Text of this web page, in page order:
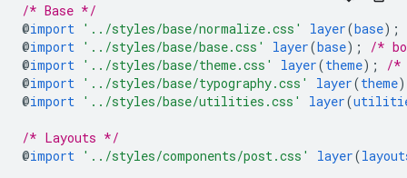
/* Base */
@import '../styles/base/normalize.css' layer(base) ;
@import '../styles/base/base.css' layer(base) ;
/*
@import '../styles/base/theme.css' layer(theme) ;
/*
@import '../styles/base/typography.css' layer(theme)
@import '../styles/base/utilities.css' layer(
/* Layouts */
@import '../styles/components/post.css' layer(